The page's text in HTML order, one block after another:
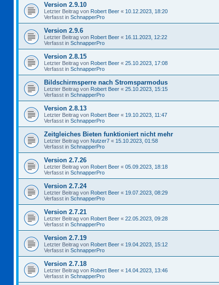
Version 2.9.10
Letzter Beitrag von Robert Beer « 10.12.2023, 18:20
Verfasst in SchnapperPro
Version 2.9.6
Letzter Beitrag von Robert Beer « 16.11.2023, 12:22
Verfasst in SchnapperPro
Version 2.8.15
Letzter Beitrag von Robert Beer « 25.10.2023, 17:08
Verfasst in SchnapperPro
Bildschirmsperre nach Stromsparmodus
Letzter Beitrag von Robert Beer « 25.10.2023, 15:15
Verfasst in SchnapperPro
Version 2.8.13
Letzter Beitrag von Robert Beer « 19.10.2023, 11:47
Verfasst in SchnapperPro
Zeitgleiches Bieten funktioniert nicht mehr
Letzter Beitrag von Nutzer7 « 15.10.2023, 01:58
Verfasst in SchnapperPro
Version 2.7.26
Letzter Beitrag von Robert Beer « 05.09.2023, 18:18
Verfasst in SchnapperPro
Version 2.7.24
Letzter Beitrag von Robert Beer « 19.07.2023, 08:29
Verfasst in SchnapperPro
Version 2.7.21
Letzter Beitrag von Robert Beer « 22.05.2023, 09:28
Verfasst in SchnapperPro
Version 2.7.19
Letzter Beitrag von Robert Beer « 19.04.2023, 15:12
Verfasst in SchnapperPro
Version 2.7.18
Letzter Beitrag von Robert Beer « 14.04.2023, 13:46
Verfasst in SchnapperPro